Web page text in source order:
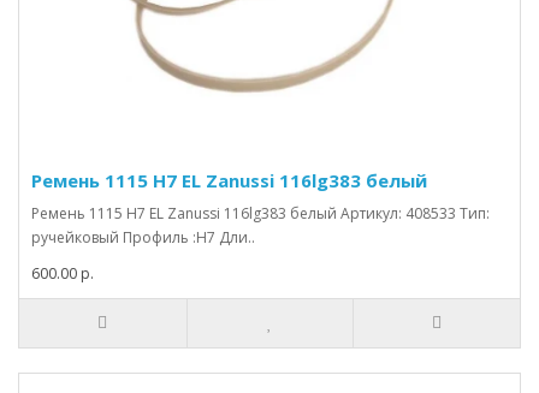
Ремень 1115 H7 EL Zanussi 116lg383 белый
Ремень 1115 H7 EL Zanussi 116lg383 белый Артикул: 408533 Тип:
ручейковый Профиль :H7 Дли..
600.00 р.